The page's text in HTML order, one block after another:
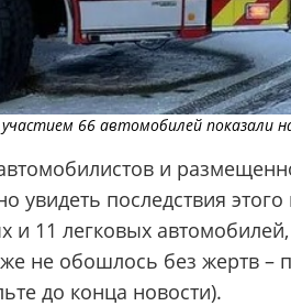
66 автомобилей показали
и
увидеть последствия
и 11 легковых
не обошлось без жертв –
до конца новости).